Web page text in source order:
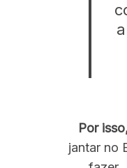
Por
jantar no